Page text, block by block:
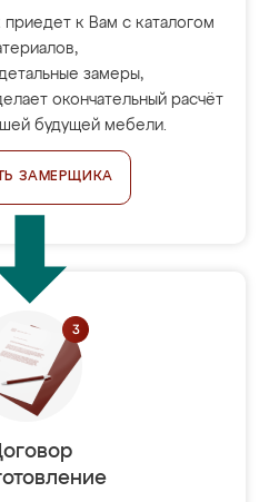
к Вам с каталогом
замеры,
окончательный расчёт
будущей мебели.
ЗАМЕРЩИКА